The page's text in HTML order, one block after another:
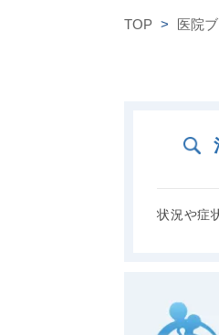
TOP 医院
状況や症